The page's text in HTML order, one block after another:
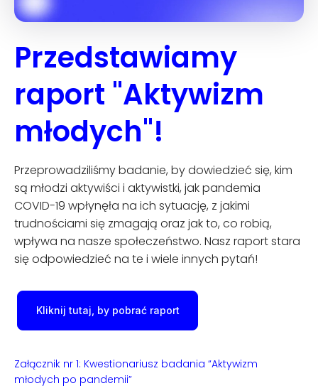
Przedstawiamy
raport "Aktywizm
młodych"!
Przeprowadziliśmy badanie, by dowiedzieć się, kim
są młodzi aktywiści i aktywistki, jak pandemia
COVID-19 wpłynęła na ich sytuację, z jakimi
trudnościami się zmagają oraz jak to, co robią,
wpływa na nasze społeczeństwo. Nasz raport stara
się odpowiedzieć na te i wiele innych pytań!
Kliknij tutaj, by pobrać raport
Załącznik nr 1: Kwestionariusz badania “Aktywizm
młodych po pandemii”